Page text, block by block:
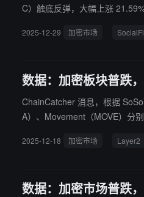
C）触底反弹，大幅上涨 21.59%，Binance Coin（BNB）上涨 2.65%。 其他板块方面，
涨 9.15%。 反映板块
2025-12-29 加密市场 SocialFi
数据：加密板块普跌
ChainCatcher 消息，根据
A）、Movement（MOVE）分
8%，Zcash（ZEC）下跌
2025-12-18 加密市场 Layer2
数据：加密市场普跌